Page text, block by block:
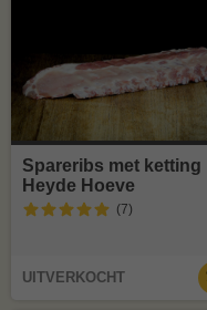
Spareribs met ketting
Heyde Hoeve
(7)
UITVERKOCHT